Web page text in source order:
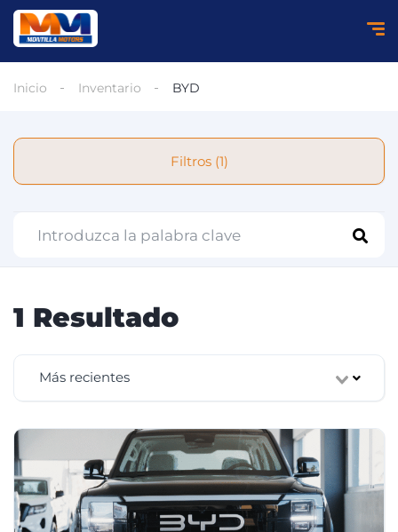
Inicio Inventario BYD
Filtros (1)
1 Resultado
Más recientes